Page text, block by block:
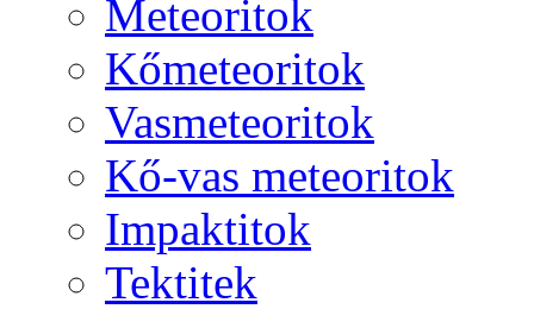
Me­te­o­ri­tok
Kő­me­te­o­ri­tok
Vas­me­te­o­ri­tok
Kő-vas me­te­o­ri­tok
Imp­ak­ti­tok
Tek­ti­tek